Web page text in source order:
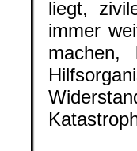
liegt,
immer